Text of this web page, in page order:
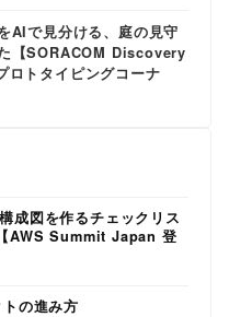
AIで見分ける、庭の見守
【SORACOM Discovery
トタイピングコーナ
成図を作るチェックリス
AWS Summit Japan 登
の進み方